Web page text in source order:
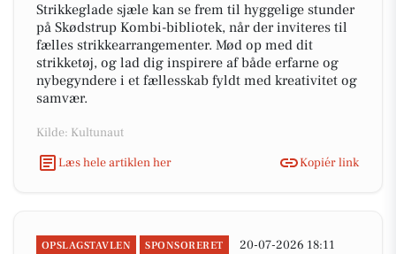
Strikkeglade sjæle kan se frem til hyggelige stunder
på Skødstrup Kombi-bibliotek, når der inviteres til
fælles strikkearrangementer. Mød op med dit
strikketøj, og lad dig inspirere af både erfarne og
nybegyndere i et fællesskab fyldt med kreativitet og
samvær.
Kilde: Kultunaut
Læs hele artiklen her
Kopiér link
OPSLAGSTAVLEN SPONSORERET 20-07-2026 18:11